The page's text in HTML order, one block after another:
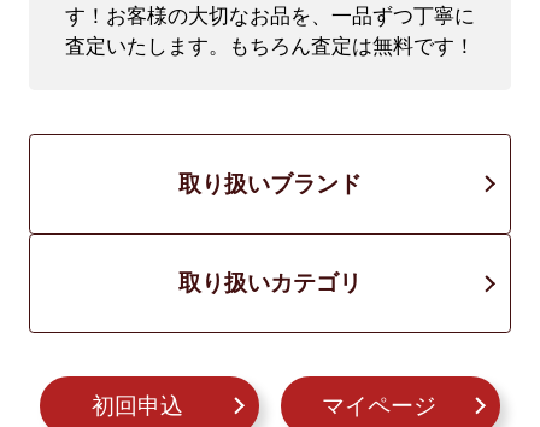
す！ お客様の大切なお品を、一品ずつ丁寧に
査定いたします。もちろん査定は無料です！
取り扱いブランド
取り扱いカテゴリ
初回申込 マイページ